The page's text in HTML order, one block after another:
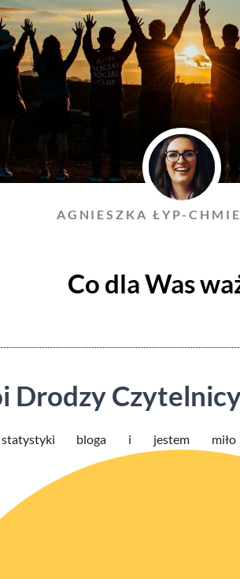
AGNIESZKA ŁYP-
Co dla Was
Drodzy
bloga i jestem miło